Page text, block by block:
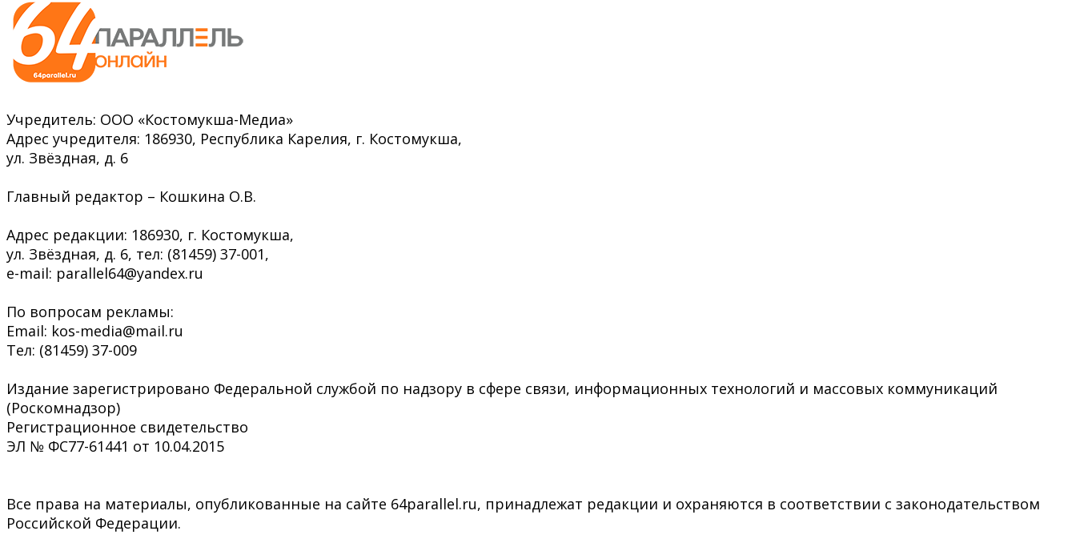
Учредитель: ООО «Костомукша-Медиа»
Адрес учредителя: 186930, Республика Карелия, г. Костомукша,
ул. Звёздная, д. 6
Главный редактор – Кошкина О.В.
Адрес редакции: 186930, г. Костомукша,
ул. Звёздная, д. 6, тел: (81459) 37-001,
e-mail: parallel64@yandex.ru
По вопросам рекламы:
Email: kos-media@mail.ru
Тел: (81459) 37-009
Издание зарегистрировано Федеральной службой по надзору в сфере связи, информационных технологий и массовых коммуникаций
(Роскомнадзор)
Регистрационное свидетельство
ЭЛ № ФС77-61441 от 10.04.2015
Все права на материалы, опубликованные на сайте 64parallel.ru, принадлежат редакции и охраняются в соответствии с законодательством
Российской Федерации.